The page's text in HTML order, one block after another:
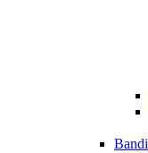
Bandi